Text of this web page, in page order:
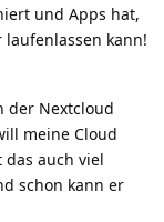
und Apps hat,
laufenlassen kann!
der Nextcloud
meine Cloud
auch viel
schon kann er